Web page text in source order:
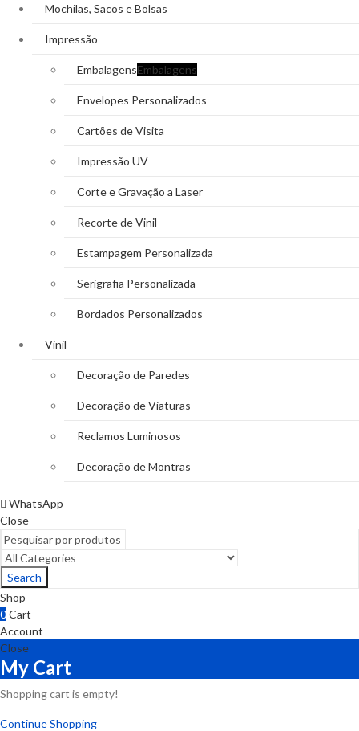
Mochilas, Sacos e Bolsas
Impressão
EmbalagensEmbalagens
Envelopes Personalizados
Cartões de Visita
Impressão UV
Corte e Gravação a Laser
Recorte de Vinil
Estampagem Personalizada
Serigrafia Personalizada
Bordados Personalizados
Vinil
Decoração de Paredes
Decoração de Viaturas
Reclamos Luminosos
Decoração de Montras
WhatsApp
Close
Search
Shop
0Cart
Account
Close
My Cart
Shopping cart is empty!
Continue Shopping